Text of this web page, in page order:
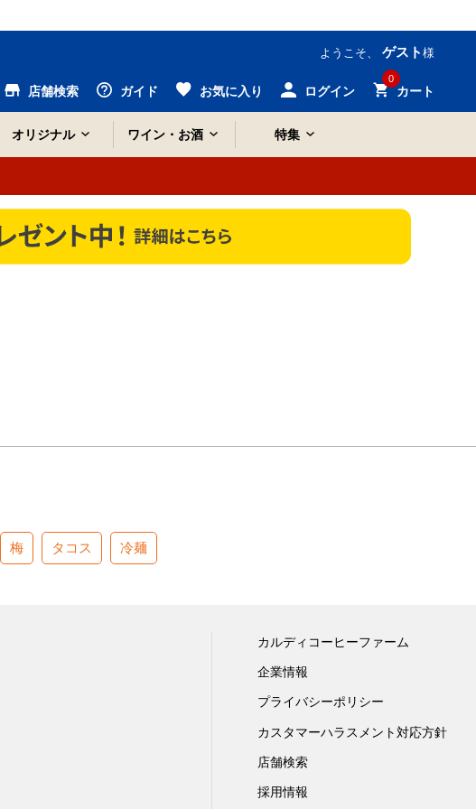
ようこそ、 ゲスト 様
店舗検索 ガイド お気に入り ログイン
0
カート
オリジナル ワイン・お酒 特集
梅 タコス 冷麺
カルディコーヒーファーム
企業情報
プライバシーポリシー
カスタマーハラスメント対応方針
店舗検索
採用情報